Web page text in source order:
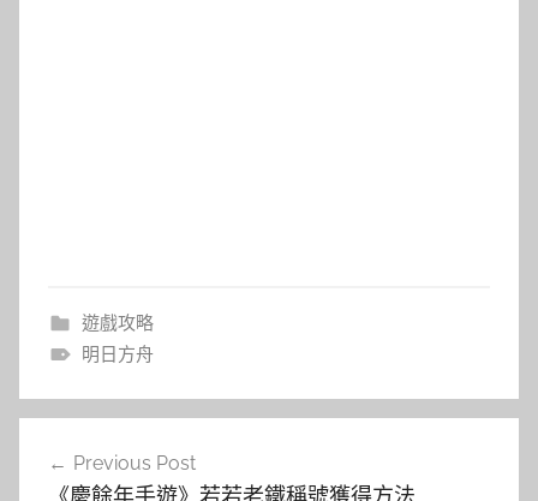
遊戲攻略
明日方舟
Previous Post
《慶餘年手遊》若若老鐵稱號獲得方法